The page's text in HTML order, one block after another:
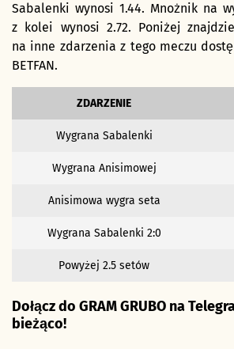
Sabalenki wynosi 1.44. Mnożnik na
z kolei wynosi 2.72. Poniżej
na inne zdarzenia z tego meczu
BETFAN.
ZDARZENIE
Wygrana Sabalenki
Wygrana Anisimowej
Anisimowa wygra seta
Wygrana Sabalenki 2:0
Powyżej 2.5 setów
Dołącz do GRAM GRUBO na
bieżąco!